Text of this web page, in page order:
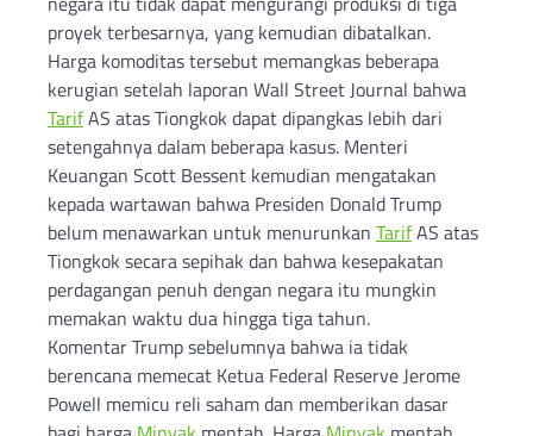
proyek terbesarnya, yang kemudian dibatalkan.
Harga komoditas tersebut memangkas beberapa
kerugian setelah laporan Wall Street Journal bahwa
TarifAS atas Tiongkok dapat dipangkas lebih dari
setengahnya dalam beberapa kasus. Menteri
Keuangan Scott Bessent kemudian mengatakan
kepada wartawan bahwa Presiden Donald Trump
belum menawarkan untuk menurunkan TarifAS atas
Tiongkok secara sepihak dan bahwa kesepakatan
perdagangan penuh dengan negara itu mungkin
memakan waktu dua hingga tiga tahun.
Komentar Trump sebelumnya bahwa ia tidak
berencana memecat Ketua Federal Reserve Jerome
Powell memicu reli saham dan memberikan dasar